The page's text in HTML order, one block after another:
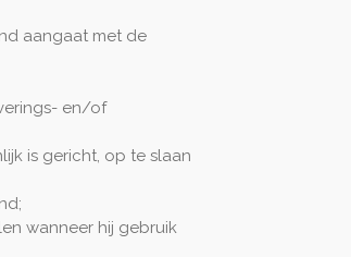
aangaat met de
en/of
is gericht, op te slaan
wanneer hij gebruik